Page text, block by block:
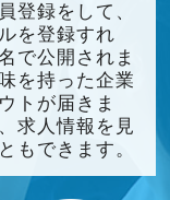
登録をして、
を登録すれ
で公開されま
を持った企業
トが届きま
求人情報を見
もできます。